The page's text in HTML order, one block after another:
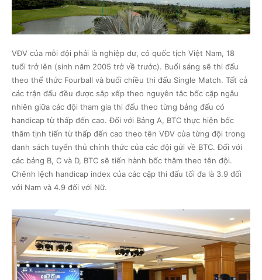
VĐV của mỗi đội phải là nghiệp dư, có quốc tịch Việt Nam, 18
tuổi trở lên (sinh năm 2005 trở về trước). Buổi sáng sẽ thi đấu
theo thể thức Fourball và buổi chiều thi đấu Single Match. Tất cả
các trận đấu đều được sắp xếp theo nguyên tắc bốc cặp ngẫu
nhiên giữa các đội tham gia thi đấu theo từng bảng đấu có
handicap từ thấp đến cao. Đối với Bảng A, BTC thực hiện bốc
thăm tịnh tiến từ thấp đến cao theo tên VĐV của từng đội trong
danh sách tuyển thủ chính thức của các đội gửi về BTC. Đối với
các bảng B, C và D, BTC sẽ tiến hành bốc thăm theo tên đội.
Chênh lệch handicap index của các cặp thi đấu tối đa là 3.9 đối
với Nam và 4.9 đối với Nữ.